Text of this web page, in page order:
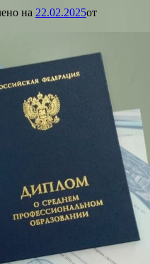
на 22.02.2025от